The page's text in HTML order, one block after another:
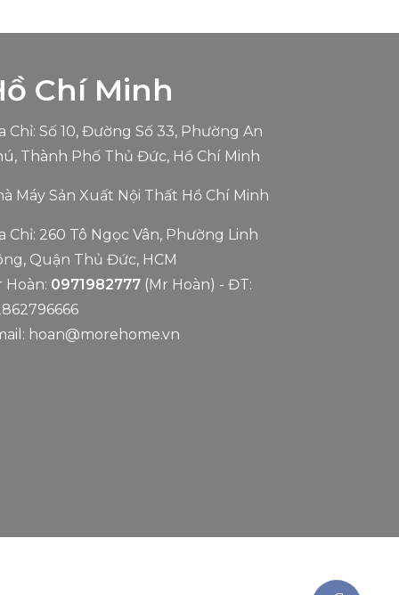
Chí Minh
Chỉ: Số 10, Đường Số 33, Phường An
Thành Phố Thủ Đức, Hồ Chí Minh
Máy Sản Xuất Nội Thất Hồ Chí Minh
Chỉ: 260 Tô Ngọc Vân, Phường Linh
Quận Thủ Đức, HCM
Hoàn: 0971982777 (Mr Hoàn) - ĐT:
hoan@morehome.vn